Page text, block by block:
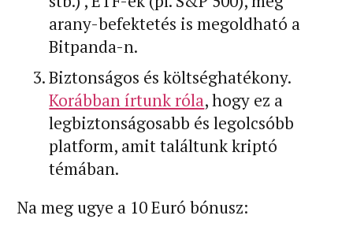
arany-befektetés is megoldható a
Bitpanda-n.
Biztonságos és költséghatékony.
Korábban írtunk róla, hogy ez a
legbiztonságosabb és legolcsóbb
platform, amit találtunk kriptó
témában.
Na meg ugye a 10 Euró bónusz: